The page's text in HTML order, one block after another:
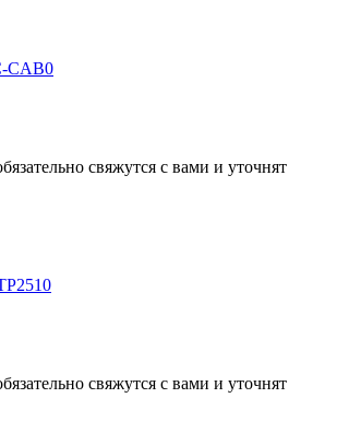
CAB0
свяжутся с вами и уточнят
свяжутся с вами и уточнят